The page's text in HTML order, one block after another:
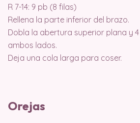
R 7-14: 9 pb (8 filas)
Rellena la parte inferior del brazo.
Dobla la abertura superior plana y
ambos lados.
Deja una cola larga para coser.
Orejas